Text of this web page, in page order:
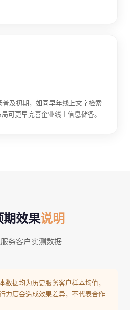
普及初期，如同早年线上文字检索
可更早完善企业线上信息储备。
期效果说明
务客户实测数据
数据均为历史服务客户样本均值，
力度会造成效果差异，不代表合作